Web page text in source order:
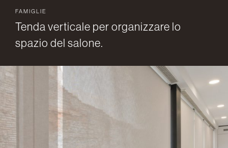
FAMIGLIE
Tenda verticale per organizzare lo
spazio del salone.